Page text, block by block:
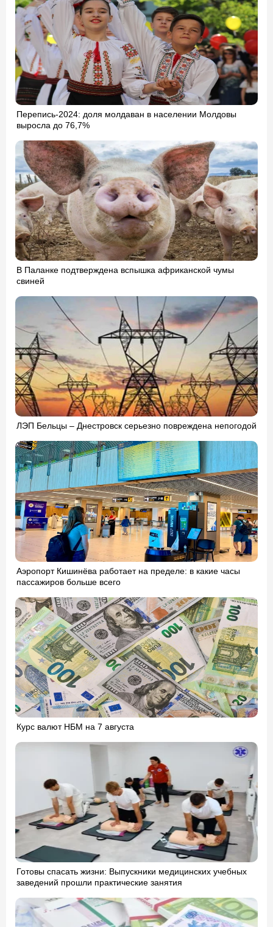
Перепись-2024: доля молдаван в населении Молдовы
выросла до 76,7%
В Паланке подтверждена вспышка африканской чумы
свиней
ЛЭП Бельцы – Днестровск серьезно повреждена непогодой
Аэропорт Кишинёва работает на пределе: в какие часы
пассажиров больше всего
Курс валют НБМ на 7 августа
Готовы спасать жизни: Выпускники медицинских учебных
заведений прошли практические занятия